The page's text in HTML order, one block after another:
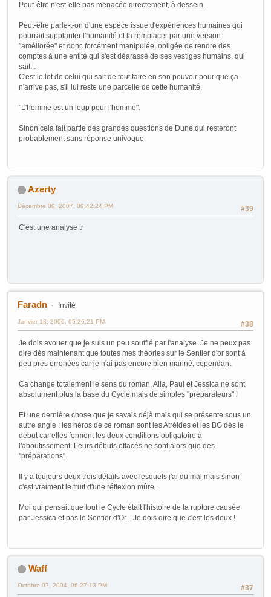
Peut-être n'est-elle pas menacée directement, à dessein.
Peut-être parle-t-on d'une espèce issue d'expériences humaines qui
pourrait supplanter l'humanité et la remplacer par une version
"améliorée" et donc forcément manipulée, obligée de rendre des
comptes à une entité qui s'est déarassé de ses vestiges humains, qui
sait...
C'est le lot de celui qui sait de tout faire en son pouvoir pour que ça
n'arrive pas, s'il lui reste une parcelle de cette humanité.
"L'homme est un loup pour l'homme".
Sinon cela fait partie des grandes questions de Dune qui resteront
probablement sans réponse univoque.
Azerty
#39
Décembre 09, 2007, 09:42:24 PM
C'est une analyse tr
Faradn Invité
#38
Janvier 18, 2006, 05:26:21 PM
Je dois avouer que je suis un peu soufflé par l'analyse. Je ne peux pas
dire dès maintenant que toutes mes théories sur le Sentier d'or sont à
peu près erronées car je n'ai pas encore bien mariné, cependant.
Ca change totalement le sens du roman. Alia, Paul et Jessica ne sont
absolument plus la base du Cycle mais de simples "préparateurs" !
Et une dernière chose que je savais déjà mais qui se présente sous un
autre angle : les héros de ce roman sont les Atréides et les BG dès le
début car elles forment les deux conditions obligatoire à
l'aboutissement. Leurs débuts effacés ne sont alors que des
"préparations".
Il y a toujours deux trois détails avec lesquels j'ai du mal mais sinon
c'est vraiment le fruit d'une réflexion mûre.
Moi qui pensait que tout le Cycle était l'histoire de la rupture causée
par Jessica et pas le Sentier d'Or... Je dois dire que c'est les deux !
Waff
#37
Octobre 07, 2004, 06:27:13 PM